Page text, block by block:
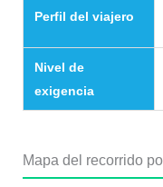
Perfil del viajero
Nivel de
exigencia
Mapa del recorrido